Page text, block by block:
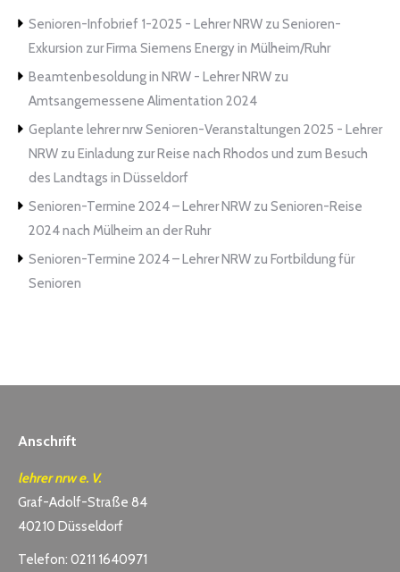
Senioren-Infobrief 1-2025 - Lehrer NRW zu Senioren-
Exkursion zur Firma Siemens Energy in Mülheim/Ruhr
Beamtenbesoldung in NRW - Lehrer NRW zu
Amtsangemessene Alimentation 2024
Geplante lehrer nrw Senioren-Veranstaltungen 2025 - Lehrer
NRW zu Einladung zur Reise nach Rhodos und zum Besuch
des Landtags in Düsseldorf
Senioren-Termine 2024 – Lehrer NRW zu Senioren-Reise
2024 nach Mülheim an der Ruhr
Senioren-Termine 2024 – Lehrer NRW zu Fortbildung für
Senioren
Anschrift
lehrer nrw e. V.
Graf-Adolf-Straße 84
40210 Düsseldorf
Telefon: 0211 1640971